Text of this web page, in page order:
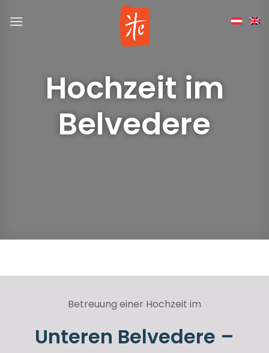
Hochzeit im
Belvedere
Betreuung einer Hochzeit im
Unteren Belvedere –